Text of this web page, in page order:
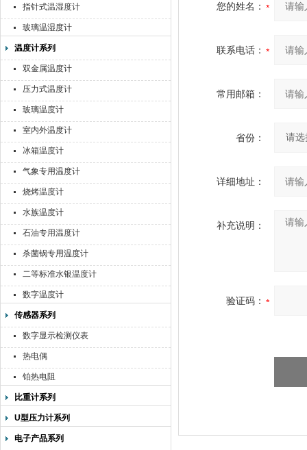
指针式温湿度计
玻璃温湿度计
温度计系列
双金属温度计
压力式温度计
玻璃温度计
室内外温度计
冰箱温度计
气象专用温度计
烧烤温度计
水族温度计
石油专用温度计
杀菌锅专用温度计
二等标准水银温度计
数字温度计
传感器系列
数字显示检测仪表
热电偶
铂热电阻
比重计系列
U型压力计系列
电子产品系列
您的姓名：
联系电话：
常用邮箱：
省份：
详细地址：
补充说明：
验证码：